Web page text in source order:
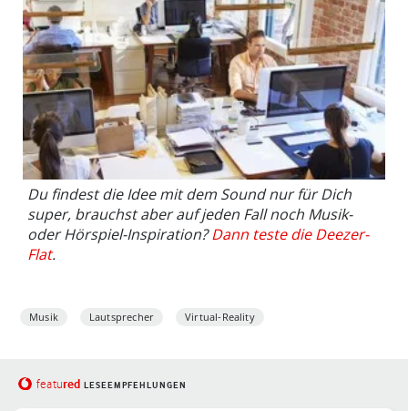
Du findest die Idee mit dem Sound nur für Dich
super, brauchst aber auf jeden Fall noch Musik-
oder Hörspiel-Inspiration?Dann teste die Deezer-
Flat.
Musik Lautsprecher Virtual-Reality
featured LESEEMPFEHLUNGEN